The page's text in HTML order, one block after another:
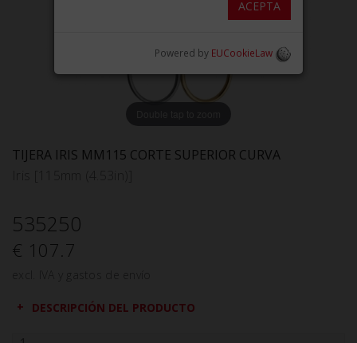
TIJERA IRIS MM115 CORTE SUPERIOR CURVA
535250
€ 107.7
DESCRIPCIÓN DEL PRODUCTO
ACEPTA
Powered by EUCookieLaw